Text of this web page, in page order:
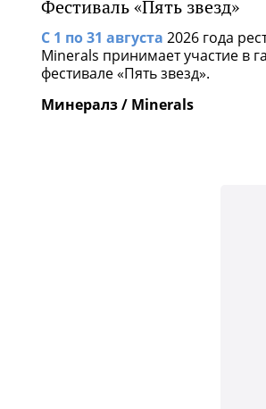
Фестиваль «Пять звезд»
С 1 по 31 августа 2026 года
Minerals принимает участие в
фестивале «Пять звезд».
Минералз / Minerals